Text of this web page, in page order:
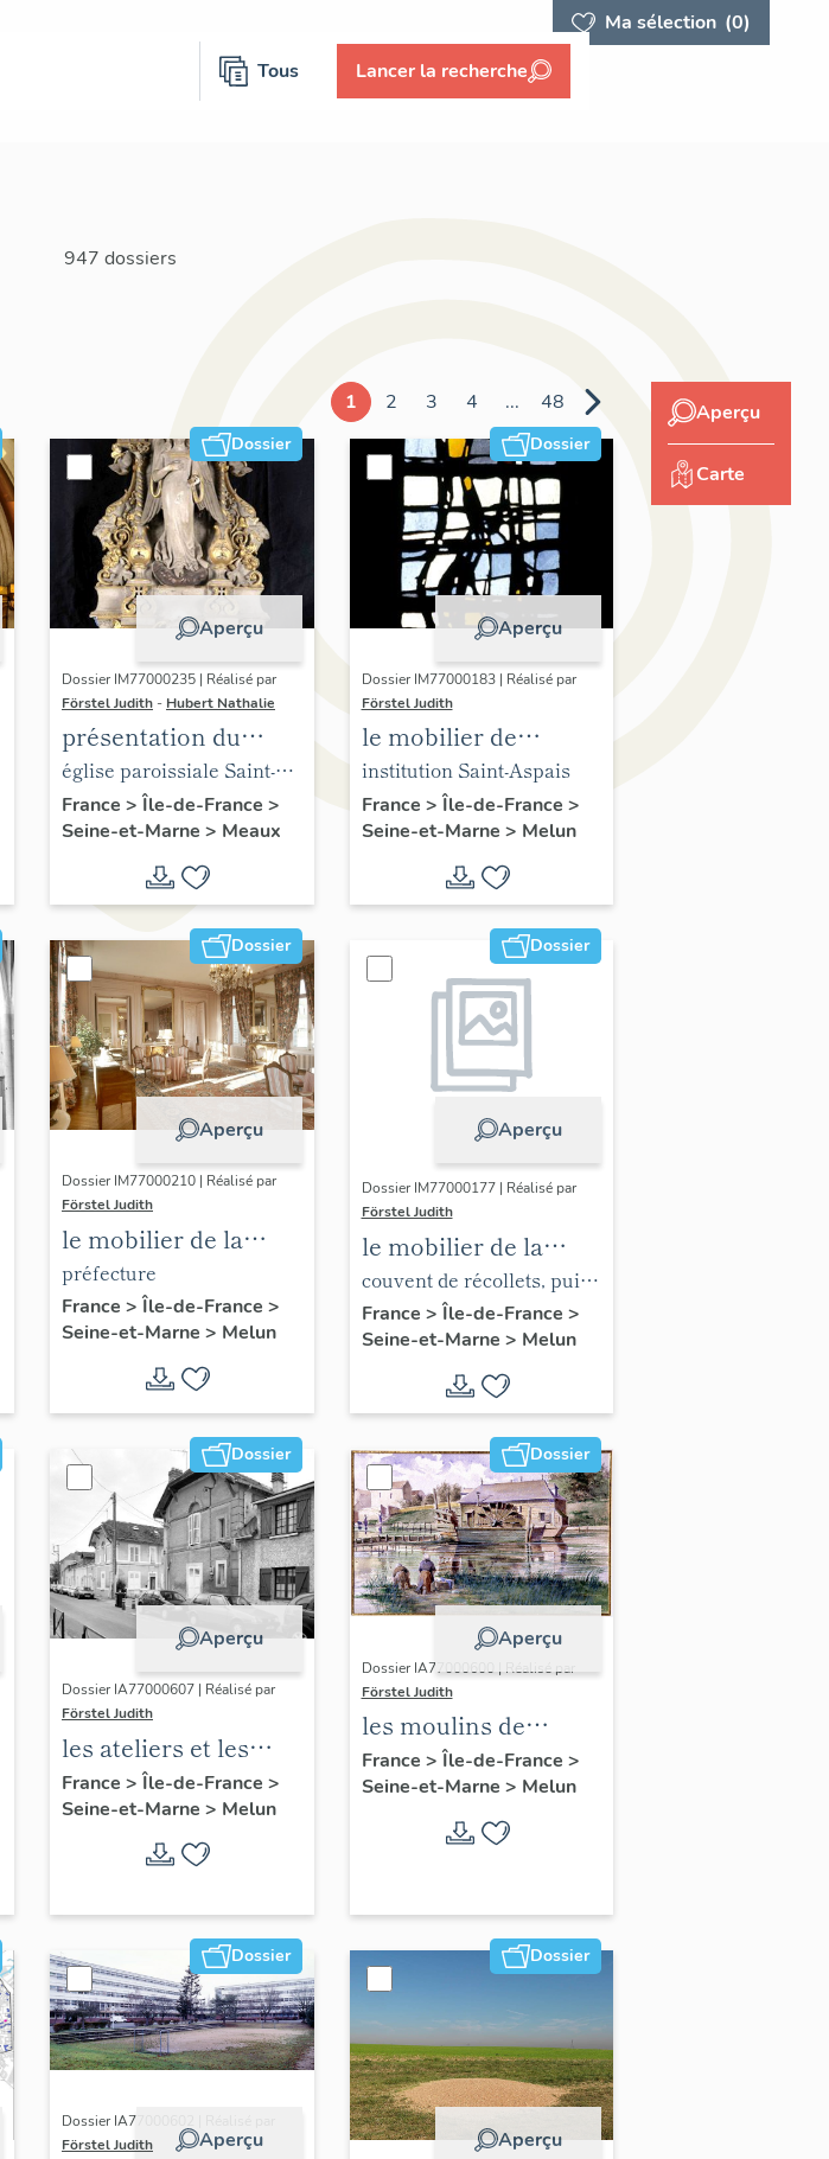
Ma sélection (0)
Tous Lancer la recherche
947 dossiers
1 2 3 4 ... 48
Dossier
Aperçu
Dossier IM77000235 | Réalisé par
Förstel Judith - Hubert Nathalie
présentation du
mobilier de l'église
Saint-Nicolas de
Meaux
église paroissiale Saint-
Nicolas de Meaux
France > Île-de-France >
Seine-et-Marne > Meaux
Dossier
Aperçu
Dossier IM77000183 | Réalisé par
Förstel Judith
le mobilier de
l'Institution Saint-
Aspais
institution Saint-Aspais
France > Île-de-France >
Seine-et-Marne > Melun
Dossier
Aperçu
Dossier IM77000210 | Réalisé par
Förstel Judith
le mobilier de la
préfecture de Seine-
et-Marne
préfecture
France > Île-de-France >
Seine-et-Marne > Melun
Dossier
Aperçu
Dossier IM77000177 | Réalisé par
Förstel Judith
le mobilier de la
chapelle de l'hôpital
couvent de récollets, puis
hôpital
France > Île-de-France >
Seine-et-Marne > Melun
Dossier
Aperçu
Dossier IA77000607 | Réalisé par
Förstel Judith
les ateliers et les
usines de Melun
France > Île-de-France >
Seine-et-Marne > Melun
Dossier
Aperçu
Dossier IA77000600 | Réalisé par
Förstel Judith
les moulins de
Melun
France > Île-de-France >
Seine-et-Marne > Melun
Dossier
Aperçu
Dossier IA77000602 | Réalisé par
Förstel Judith
Dossier
Aperçu
Aperçu
Carte